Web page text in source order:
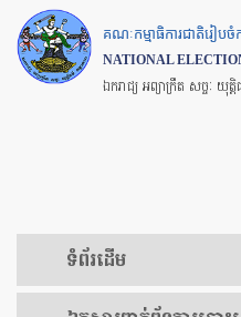
Skip
to
main
គណៈកម្មាធិការជាតិរៀប
NATIONAL
ឯករាជ្យ អព្យាក្រឹត សច្ចៈ យុត្
ទំព័រ​ដើម